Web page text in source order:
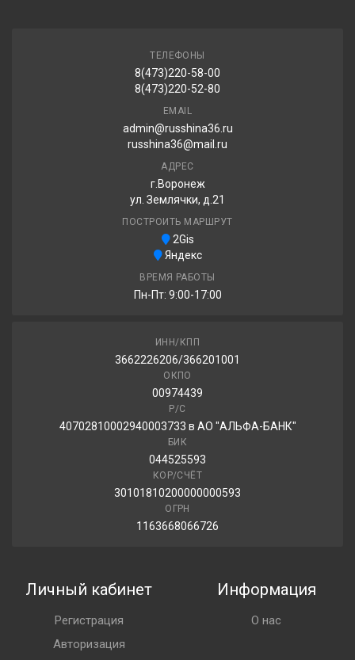
ТЕЛЕФОНЫ
8(473)220-58-00
8(473)220-52-80
EMAIL
admin@russhina36.ru
russhina36@mail.ru
АДРЕС
г.Воронеж
ул. Землячки, д.21
ПОСТРОИТЬ МАРШРУТ
2Gis
Яндекс
ВРЕМЯ РАБОТЫ
Пн-Пт: 9:00-17:00
ИНН/КПП
3662226206/366201001
ОКПО
00974439
Р/С
40702810002940003733 в АО "АЛЬФА-БАНК"
БИК
044525593
КОР/СЧЁТ
30101810200000000593
ОГРН
1163668066726
Личный кабинет
Регистрация
Авторизация
Информация
О нас